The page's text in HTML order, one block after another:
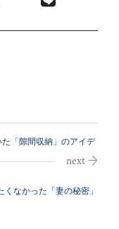
「隙間収納」のアイデ
なかった「妻の秘密」